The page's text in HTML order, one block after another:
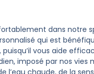
dans notre
qui est
vous aide
imposé par nos vies